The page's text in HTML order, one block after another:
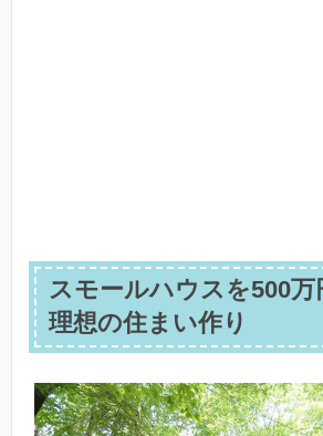
スモールハウスを500万
理想の住まい作り